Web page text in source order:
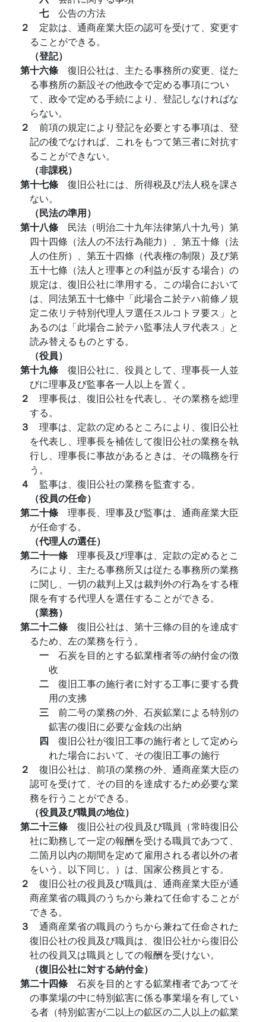
七 公告の方法
２ 定款は、通商産業大臣の認可を受けて、変更す
ることができる。
（登記）
第十六條 復旧公社は、主たる事務所の変更、従た
る事務所の新設その他政令で定める事項につい
て、政令で定める手続により、登記しなければな
らない。
２ 前項の規定により登記を必要とする事項は、登
記の後でなければ、これをもつて第三者に対抗す
ることができない。
（非課税）
第十七條 復旧公社には、所得税及び法人税を課さ
ない。
（民法の準用）
第十八條 民法（明治二十九年法律第八十九号）第
四十四條（法人の不法行為能力）、第五十條（法
人の住所）、第五十四條（代表権の制限）及び第
五十七條（法人と理事との利益が反する場合）の
規定は、復旧公社に準用する。この場合において
は、同法第五十七條中「此場合ニ於テハ前條ノ規
定ニ依リテ特別代理人ヲ選任スルコトヲ要ス」と
あるのは「此場合ニ於テハ監事法人ヲ代表ス」と
読み替えるものとする。
（役員）
第十九條 復旧公社に、役員として、理事長一人並
びに理事及び監事各一人以上を置く。
２ 理事長は、復旧公社を代表し、その業務を総理
する。
３ 理事は、定款の定めるところにより、復旧公社
を代表し、理事長を補佐して復旧公社の業務を執
行し、理事長に事故があるときは、その職務を行
う。
４ 監事は、復旧公社の業務を監査する。
（役員の任命）
第二十條 理事長、理事及び監事は、通商産業大臣
が任命する。
（代理人の選任）
第二十一條 理事長及び理事は、定款の定めるとこ
ろにより、主たる事務所又は従たる事務所の業務
に関し、一切の裁判上又は裁判外の行為をする権
限を有する代理人を選任することができる。
（業務）
第二十二條 復旧公社は、第十三條の目的を達成す
るため、左の業務を行う。
一 石炭を目的とする鉱業権者等の納付金の徴
收
二 復旧工事の施行者に対する工事に要する費
用の支拂
三 前二号の業務の外、石炭鉱業による特別の
鉱害の復旧に必要な金銭の出納
四 復旧公社が復旧工事の施行者として定めら
れた場合において、その復旧工事の施行
２ 復旧公社は、前項の業務の外、通商産業大臣の
認可を受けて、その目的を達成するため必要な業
務を行うことができる。
（役員及び職員の地位）
第二十三條 復旧公社の役員及び職員（常時復旧公
社に勤務して一定の報酬を受ける職員であつて、
二箇月以内の期間を定めて雇用される者以外の者
をいう。以下同じ。）は、国家公務員とする。
２ 復旧公社の役員及び職員は、通商産業大臣が通
商産業省の職員のうちから兼ねて任命することが
できる。
３ 通商産業省の職員のうちから兼ねて任命された
復旧公社の役員及び職員は、復旧公社から復旧公
社の役員又は職員としての報酬を受けない。
（復旧公社に対する納付金）
第二十四條 石炭を目的とする鉱業権者であつてそ
の事業場の中に特別鉱害に係る事業場を有してい
る者（特別鉱害が二以上の鉱区の二人以上の鉱業